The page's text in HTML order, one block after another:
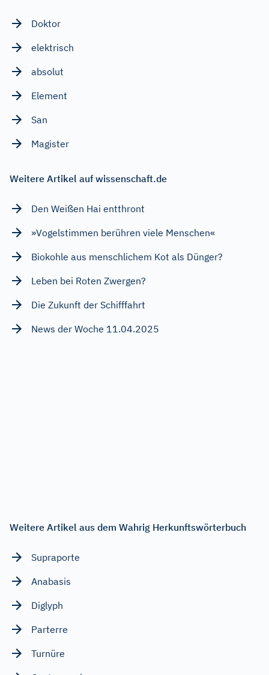
Doktor
elektrisch
absolut
Element
San
Magister
Weitere Artikel auf wissenschaft.de
Den Weißen Hai entthront
»Vogelstimmen berühren viele Menschen«
Biokohle aus menschlichem Kot als Dünger?
Leben bei Roten Zwergen?
Die Zukunft der Schifffahrt
News der Woche 11.04.2025
Weitere Artikel aus dem Wahrig Herkunftswörterbuch
Supraporte
Anabasis
Diglyph
Parterre
Turnüre